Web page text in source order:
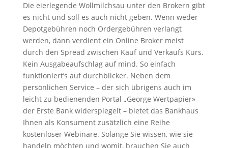
Die eierlegende Wollmilchsau unter den Brokern gibt
es nicht und soll es auch nicht geben. Wenn weder
Depotgebühren noch Ordergebühren verlangt
werden, dann verdient ein Online Broker meist
durch den Spread zwischen Kauf und Verkaufs Kurs.
Kein Ausgabeaufschlag auf mind. So einfach
funktioniert’s auf durchblicker. Neben dem
persönlichen Service – der sich übrigens auch im
leicht zu bedienenden Portal „George Wertpapier»
der Erste Bank widerspiegelt – bietet das Bankhaus
Ihnen als Konsument zusätzlich eine Reihe
kostenloser Webinare. Solange Sie wissen, wie sie
handeln möchten und womit, brauchen Sie auch